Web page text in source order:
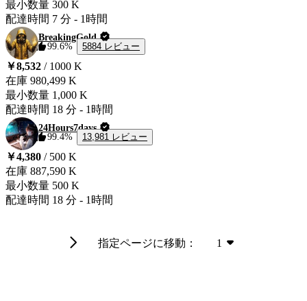
最小数量 300 K
配達時間 7 分 - 1時間
BreakingGold
99.6%
5884 レビュー
￥8,532 / 1000 K
在庫 980,499 K
最小数量 1,000 K
配達時間 18 分 - 1時間
24Hours7days
99.4%
13,981 レビュー
￥4,380 / 500 K
在庫 887,590 K
最小数量 500 K
配達時間 18 分 - 1時間
指定ページに移動： 1